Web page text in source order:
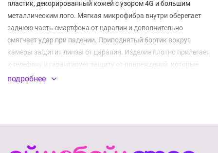
пластик, декорированный кожей с узором 4G и большим
металлическим лого. Мягкая микрофибра внутри оберегает
заднюю часть смартфона от царапин и дополнительно
смягчает удар при падении. Приподнятый бортик вокруг
камеры защитит линзы от царапин. Изделие плотно прилегает
к телефону и гарантирует защиту от повреждений, которые
могут возникнуть в повседневной эксплуатации. Все
Mobile.
подробнее